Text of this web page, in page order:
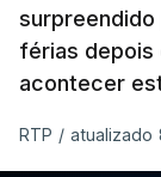
férias depois
acontecer
RTP / atualizado